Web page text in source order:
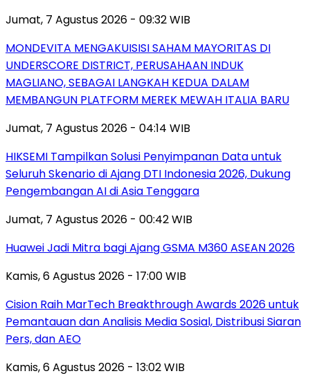
Jumat, 7 Agustus 2026 - 09:32 WIB
MONDEVITA MENGAKUISISI SAHAM MAYORITAS DI
UNDERSCORE DISTRICT, PERUSAHAAN INDUK
MAGLIANO, SEBAGAI LANGKAH KEDUA DALAM
MEMBANGUN PLATFORM MEREK MEWAH ITALIA BARU
Jumat, 7 Agustus 2026 - 04:14 WIB
HIKSEMI Tampilkan Solusi Penyimpanan Data untuk
Seluruh Skenario di Ajang DTI Indonesia 2026, Dukung
Pengembangan AI di Asia Tenggara
Jumat, 7 Agustus 2026 - 00:42 WIB
Huawei Jadi Mitra bagi Ajang GSMA M360 ASEAN 2026
Kamis, 6 Agustus 2026 - 17:00 WIB
Cision Raih MarTech Breakthrough Awards 2026 untuk
Pemantauan dan Analisis Media Sosial, Distribusi Siaran
Pers, dan AEO
Kamis, 6 Agustus 2026 - 13:02 WIB